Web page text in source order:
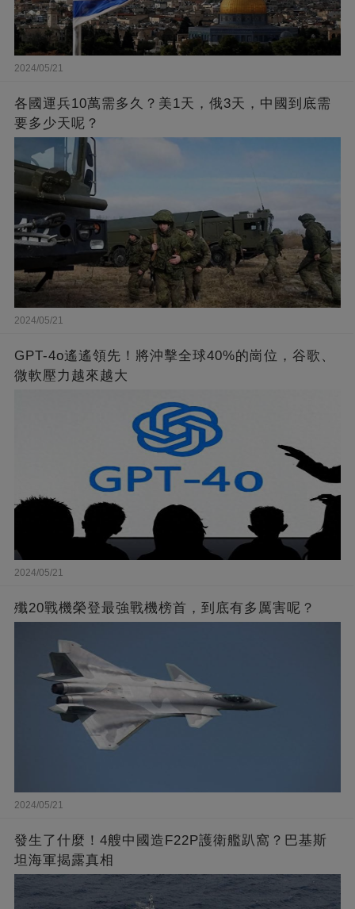
2024/05/21
各國運兵10萬需多久？美1天，俄3天，中國到底需
要多少天呢？
2024/05/21
GPT-4o遙遙領先！將沖擊全球40%的崗位，谷歌、
微軟壓力越來越大
2024/05/21
殲20戰機榮登最強戰機榜首，到底有多厲害呢？
2024/05/21
發生了什麼！4艘中國造F22P護衛艦趴窩？巴基斯
坦海軍揭露真相